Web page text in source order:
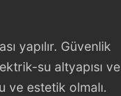
yapılır. Güvenlik
su altyapısı ve
ve estetik olmalı.